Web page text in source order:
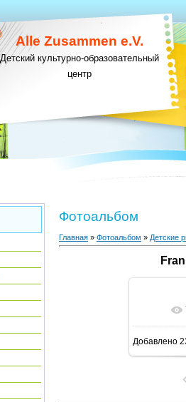
Alle Zusammen e.V.
Детский культурно-образовательный
центр
Фотоальбом
Главная » Фотоальбом » Детские
В
Добавлено